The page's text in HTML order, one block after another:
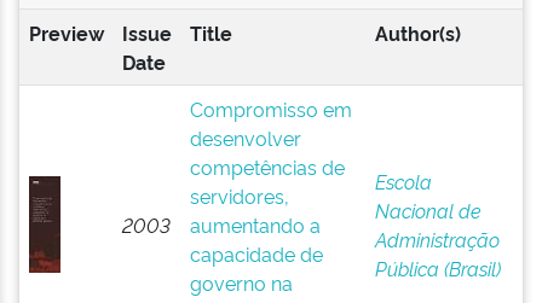
Preview
Issue
Date
Title Author(s)
2003
Compromisso em
desenvolver
competências de
servidores,
aumentando a
capacidade de
governo na
Escola
Nacional de
Administração
Pública (Brasil)